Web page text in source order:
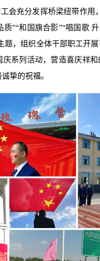
会充分发挥桥梁纽带作用
质”“和国旗合影”“唱国歌
题，组织全体干部职工开展
系列活动，营造喜庆祥和
挚的祝福。